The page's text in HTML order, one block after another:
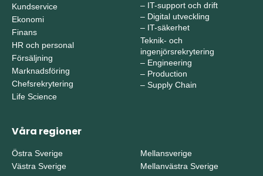
Kundservice
Ekonomi
Finans
HR och personal
Försäljning
Marknadsföring
Chefsrekrytering
Life Science
– IT-support och drift
– Digital utveckling
– IT-säkerhet
Teknik- och
ingenjörsrekrytering
– Engineering
– Production
– Supply Chain
Våra regioner
Östra Sverige
Västra Sverige
Mellansverige
Mellanvästra Sverige